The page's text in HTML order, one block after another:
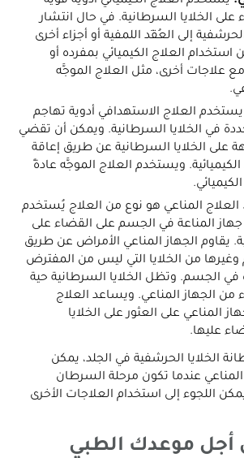
الخلايا السرطانية. في حال انتشار
إلى العُقَد اللمفية أو أجزاء أخرى
العلاج الكيميائي بمفرده أو
أخرى، مثل العلاج الموجَّه
يستخدم العلاج الاستهدافي أدوية تهاجم
في الخلايا السرطانية. ويمكن أن تقضي
على الخلايا السرطانية عن طريق إعاقة
ويستخدم العلاج الموجَّه عادةً
العلاج المناعي هو نوع من العلاج يُستخدم
المناعة في الجسم على القضاء على
يقاوم الجهاز المناعي الأمراض عن طريق
وغيرها من الخلايا التي ليس من المفترض
الجسم. وتظل الخلايا السرطانية حية
من الجهاز المناعي. ويساعد العلاج
المناعي على العثور على الخلايا
عليها.
الخلايا الحرشفية في الجلد، يمكن
عندما تكون مرحلة السرطان
اللجوء إلى استخدام العلاجات الأخرى
أجل موعدك الطبي